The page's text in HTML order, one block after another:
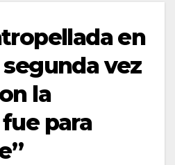
en
vez
la
para